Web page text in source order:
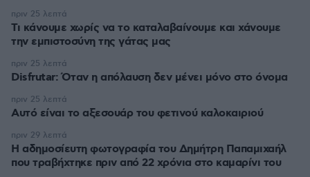
Τι κάνουμε χωρίς να το καταλαβαίνουμε και χάνουμε
την εμπιστοσύνη της γάτας μας
πριν 25 λεπτά
Disfrutar: Όταν η απόλαυση δεν μένει μόνο στο όνομα
πριν 25 λεπτά
Αυτό είναι το αξεσουάρ του φετινού καλοκαιριού
πριν 25 λεπτά
Η αδημοσίευτη φωτογραφία του Δημήτρη Παπαμιχαήλ
που τραβήχτηκε πριν από 22 χρόνια στο καμαρίνι του
πριν 29 λεπτά